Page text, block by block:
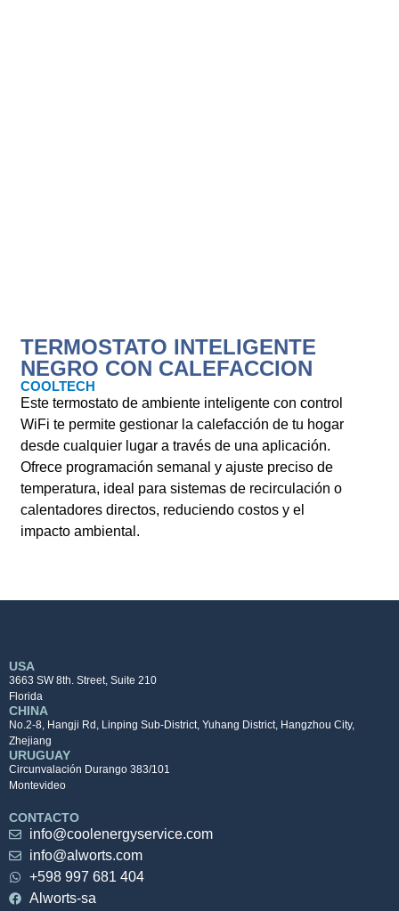
TERMOSTATO INTELIGENTE
NEGRO CON CALEFACCION
COOLTECH
Este termostato de ambiente inteligente con control
WiFi te permite gestionar la calefacción de tu hogar
desde cualquier lugar a través de una aplicación.
Ofrece programación semanal y ajuste preciso de
temperatura, ideal para sistemas de recirculación o
calentadores directos, reduciendo costos y el
impacto ambiental.
USA
3663 SW 8th. Street, Suite 210
Florida
CHINA
No.2-8, Hangji Rd, Linping Sub-District, Yuhang District, Hangzhou City,
Zhejiang
URUGUAY
Circunvalación Durango 383/101
Montevideo
CONTACTO
info@coolenergyservice.com
info@alworts.com
+598 997 681 404
Alworts-sa